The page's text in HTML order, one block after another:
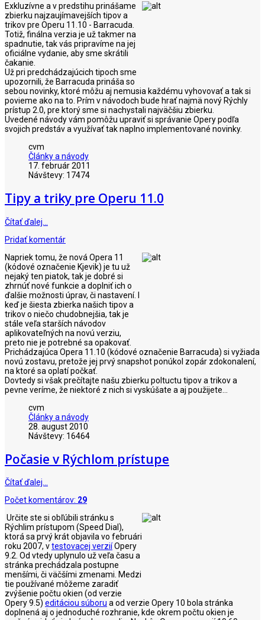
Exkluzívne a v predstihu prinášame
zbierku najzaujímavejších tipov a
trikov pre Operu 11.10 - Barracuda.
Totiž, finálna verzia je už takmer na
spadnutie, tak vás pripravíme na jej
oficiálne vydanie, aby sme skrátili
čakanie.
Už pri predchádzajúcich tipoch sme
upozornili, že Barracuda prináša so
sebou novinky, ktoré môžu aj nemusia každému vyhovovať a tak si
povieme ako na to. Prím v návodoch bude hrať najmä nový Rýchly
prístup 2.0, pre ktorý sme si nachystali najväčšiu zbierku.
Uvedené návody vám pomôžu upraviť si správanie Opery podľa
svojich predstáv a využívať tak naplno implementované novinky.
cvm
Články a návody
17. február 2011
Návštevy: 17474
Tipy a triky pre Operu 11.0
Čítať ďalej…
Pridať komentár
Napriek tomu, že nová Opera 11
(kódové označenie Kjevik) je tu už
nejaký ten piatok, tak je dobré si
zhrnúť nové funkcie a doplniť ich o
ďalšie možnosti úprav, či nastavení. I
keď je šiesta zbierka našich tipov a
trikov o niečo chudobnejšia, tak je
stále veľa starších návodov
aplikovateľných na novú verziu,
preto nie je potrebné sa opakovať.
Prichádzajúca Opera 11.10 (kódové označenie Barracuda) si vyžiada
novú zostavu, pretože jej prvý snapshot ponúkol zopár zdokonalení,
na ktoré sa oplatí počkať.
Dovtedy si však prečítajte našu zbierku poltuctu tipov a trikov a
pevne veríme, že niektoré z nich si vyskúšate a aj použijete...
cvm
Články a návody
28. august 2010
Návštevy: 16464
Počasie v Rýchlom prístupe
Čítať ďalej…
Počet komentárov: 29
Určite ste si obľúbili stránku s
Rýchlim prístupom (Speed Dial),
ktorá sa prvý krát objavila vo februári
roku 2007, vtestovacej verziíOpery
9.2. Od vtedy uplynulo už veľa času a
stránka prechádzala postupne
menšími, či väčšími zmenami. Medzi
tie používané môžeme zaradiť
zvýšenie počtu okien (od verzie
Opery 9.5) editáciou súboru a od verzie Opery 10 bola stránka
doplnená aj o jednoduché rozhranie, kde okrem počtu okien je